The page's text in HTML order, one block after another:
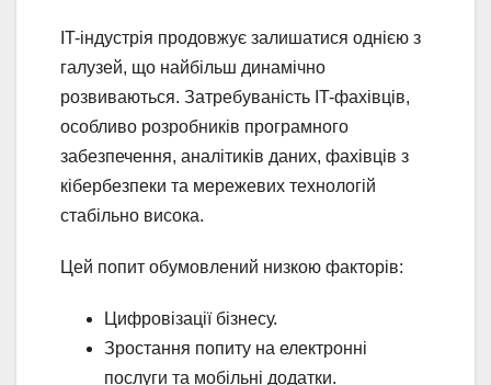
IT-індустрія продовжує залишатися однією з
галузей, що найбільш динамічно
розвиваються. Затребуваність IT-фахівців,
особливо розробників програмного
забезпечення, аналітиків даних, фахівців з
кібербезпеки та мережевих технологій
стабільно висока.
Цей попит обумовлений низкою факторів:
Цифровізації бізнесу.
Зростання попиту на електронні
послуги та мобільні додатки.